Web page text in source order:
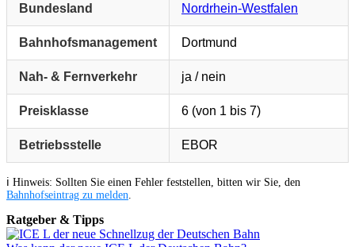
Bundesland Nordrhein-Westfalen
Bahnhofsmanagement Dortmund
Nah- & Fernverkehr ja / nein
Preisklasse 6 (von 1 bis 7)
Betriebsstelle EBOR
ℹ️ Hinweis: Sollten Sie einen Fehler feststellen, bitten wir Sie, den
Bahnhofseintrag zu melden
Ratgeber & Tipps